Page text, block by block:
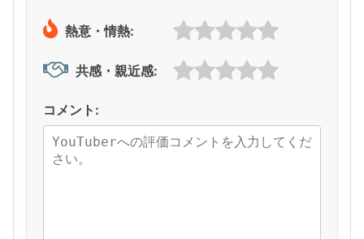
熱意・情熱:
共感・親近感:
コメント: